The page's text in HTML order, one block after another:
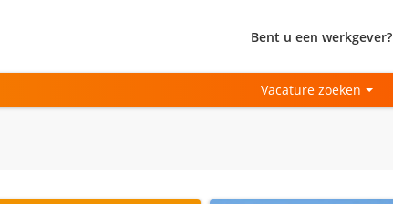
Bent u een werkgever?
Vacature zoeken